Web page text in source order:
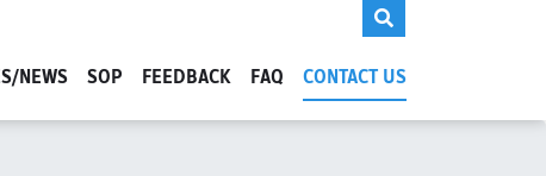
NEWS SOP FEEDBACK FAQ CONTACT US